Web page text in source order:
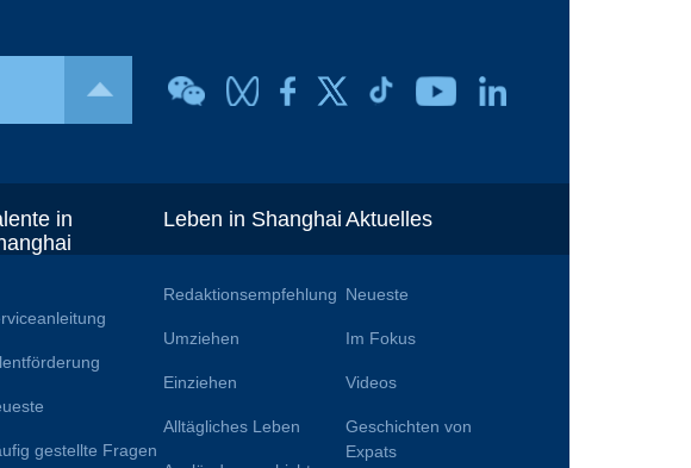
in
gestellte Fragen
Leben in Shanghai
Redaktionsempfehlung
Umziehen
Einziehen
Alltägliches Leben
Aktuelles
Neueste
Im Fokus
Videos
Geschichten von
Expats